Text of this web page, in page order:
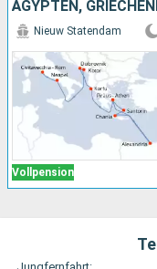
Vollpension
Nieuw Statendam